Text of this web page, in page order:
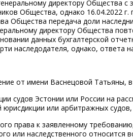
директору Общества
Общества, однако 16.04.2022
Общества передача доли
директору Общества
данных бухгалтерской
наследодателя, однако, ответа
от имени Васнецовой Татьяны,
судов Эстонии или России на
или арбитражных
права к заявленному
или наследственного относится